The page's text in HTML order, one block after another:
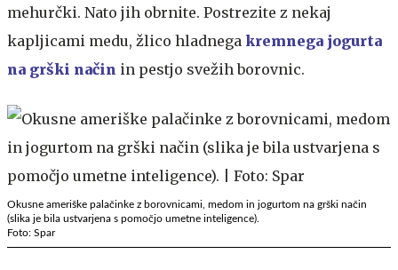
mehurčki. Nato jih obrnite. Postrezite z nekaj
kapljicami medu, žlico hladnega kremnega jogurta
na grški način in pestjo svežih borovnic.
Okusne ameriške palačinke z borovnicami, medom in jogurtom na grški način
(slika je bila ustvarjena s pomočjo umetne inteligence).
Foto: Spar